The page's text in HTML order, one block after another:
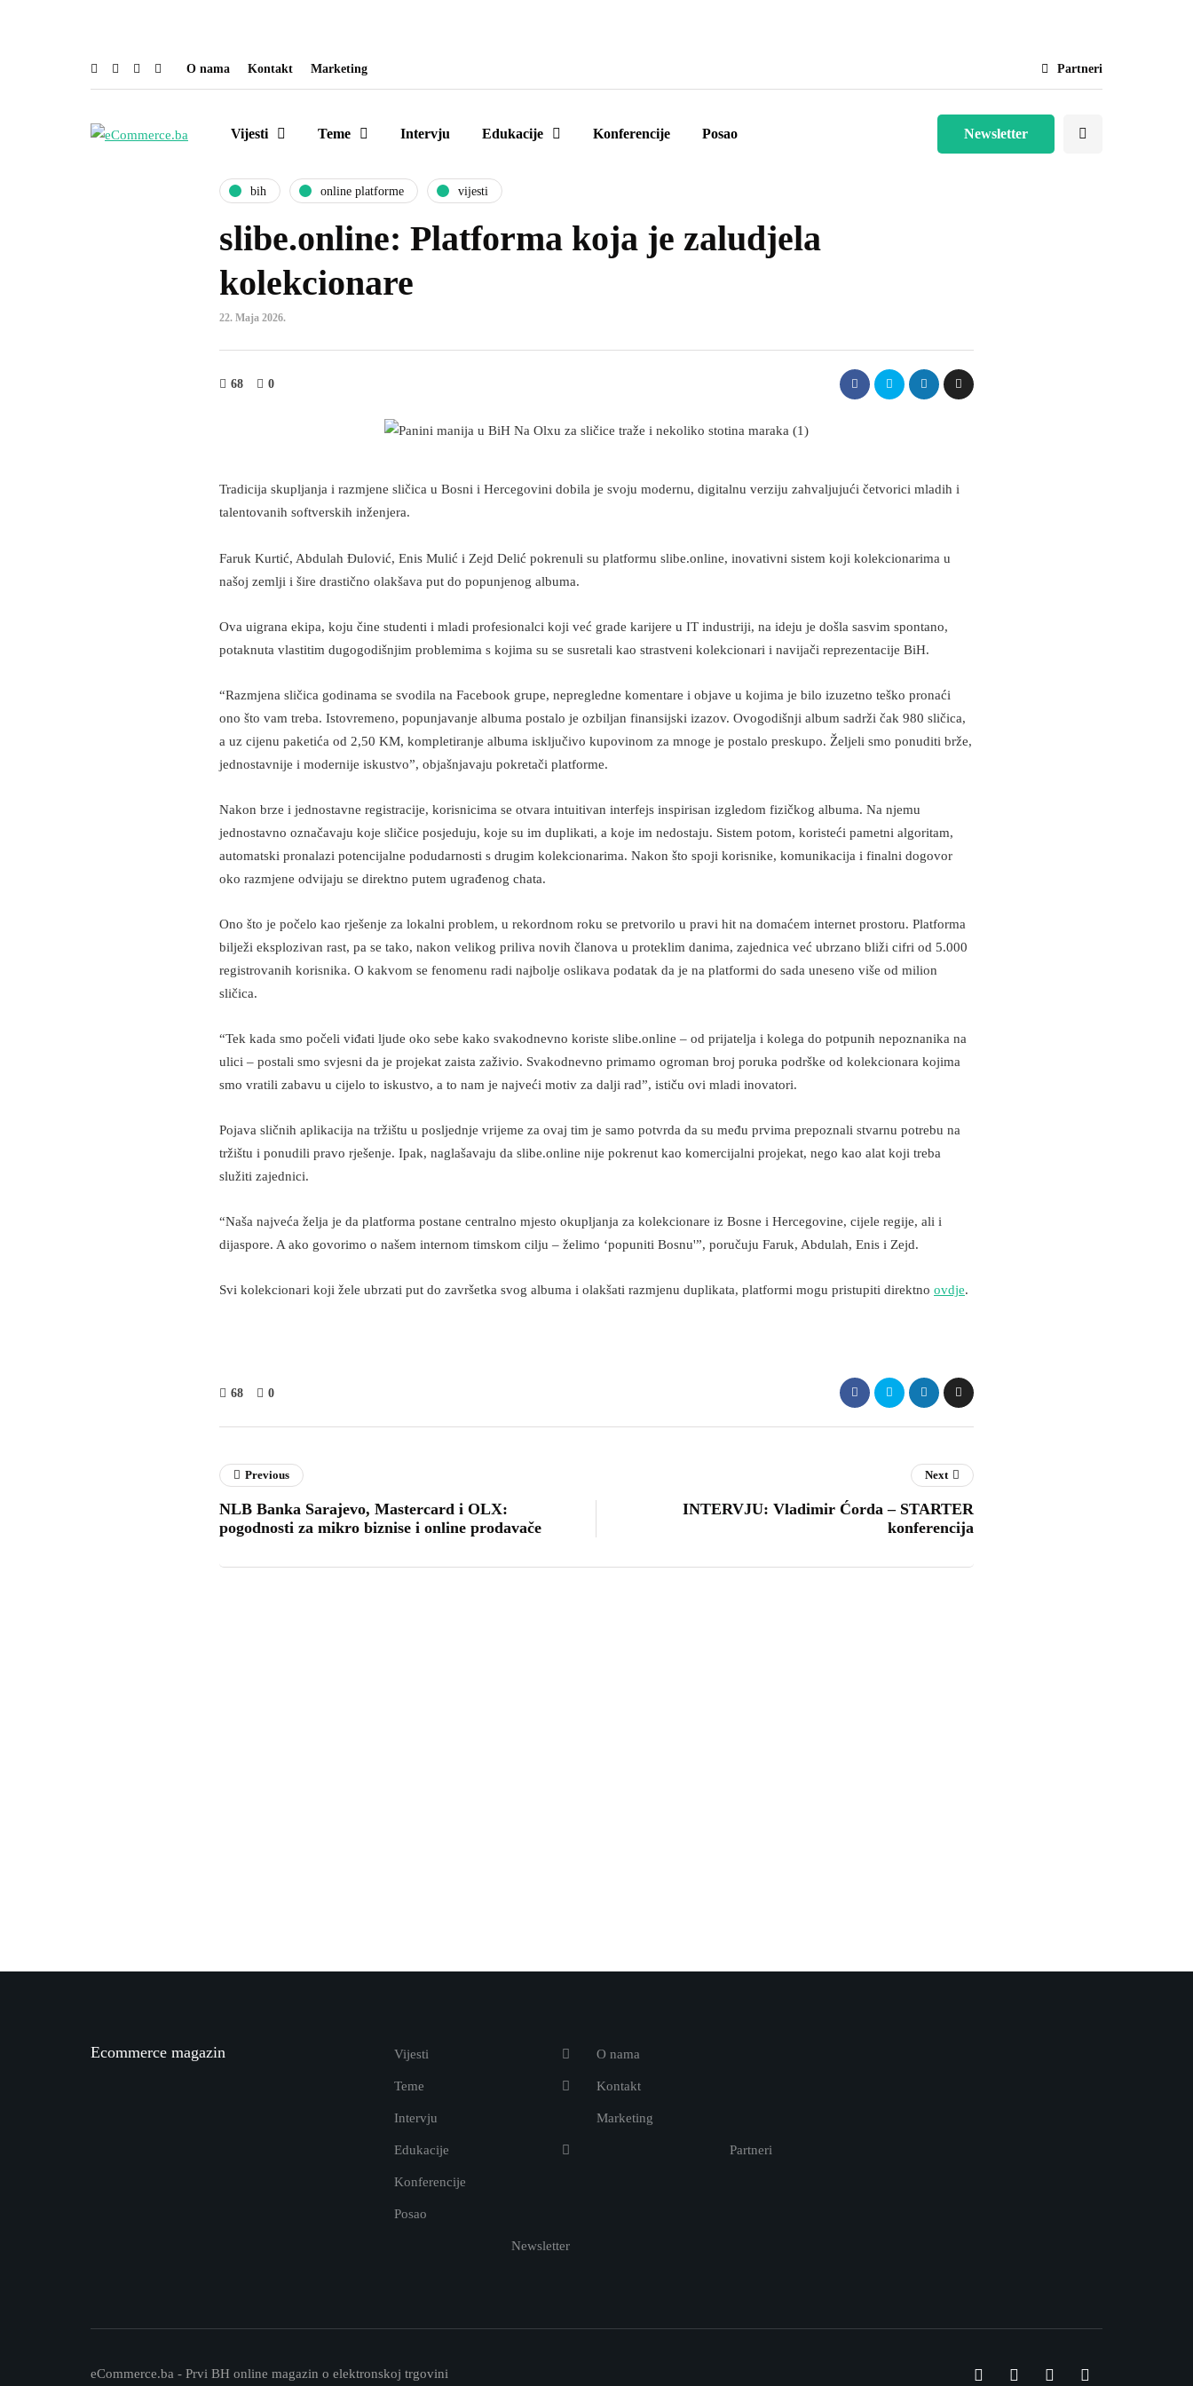
O nama Kontakt Marketing Partneri
Vijesti Teme Intervju Edukacije Konferencije Posao Newsletter
bih online platforme vijesti
slibe.online: Platforma koja je zaludjela
kolekcionare
22. Maja 2026.
68 0
Tradicija skupljanja i razmjene sličica u Bosni i Hercegovini dobila je svoju modernu, digitalnu verziju zahvaljujući četvorici mladih i
talentovanih softverskih inženjera.
Faruk Kurtić, Abdulah Đulović, Enis Mulić i Zejd Delić pokrenuli su platformu slibe.online, inovativni sistem koji kolekcionarima u
našoj zemlji i šire drastično olakšava put do popunjenog albuma.
Ova uigrana ekipa, koju čine studenti i mladi profesionalci koji već grade karijere u IT industriji, na ideju je došla sasvim spontano,
potaknuta vlastitim dugogodišnjim problemima s kojima su se susretali kao strastveni kolekcionari i navijači reprezentacije BiH.
“Razmjena sličica godinama se svodila na Facebook grupe, nepregledne komentare i objave u kojima je bilo izuzetno teško pronaći
ono što vam treba. Istovremeno, popunjavanje albuma postalo je ozbiljan finansijski izazov. Ovogodišnji album sadrži čak 980 sličica,
a uz cijenu paketića od 2,50 KM, kompletiranje albuma isključivo kupovinom za mnoge je postalo preskupo. Željeli smo ponuditi brže,
jednostavnije i modernije iskustvo”, objašnjavaju pokretači platforme.
Nakon brze i jednostavne registracije, korisnicima se otvara intuitivan interfejs inspirisan izgledom fizičkog albuma. Na njemu
jednostavno označavaju koje sličice posjeduju, koje su im duplikati, a koje im nedostaju. Sistem potom, koristeći pametni algoritam,
automatski pronalazi potencijalne podudarnosti s drugim kolekcionarima. Nakon što spoji korisnike, komunikacija i finalni dogovor
oko razmjene odvijaju se direktno putem ugrađenog chata.
Ono što je počelo kao rješenje za lokalni problem, u rekordnom roku se pretvorilo u pravi hit na domaćem internet prostoru. Platforma
bilježi eksplozivan rast, pa se tako, nakon velikog priliva novih članova u proteklim danima, zajednica već ubrzano bliži cifri od 5.000
registrovanih korisnika. O kakvom se fenomenu radi najbolje oslikava podatak da je na platformi do sada uneseno više od milion
sličica.
“Tek kada smo počeli viđati ljude oko sebe kako svakodnevno koriste slibe.online – od prijatelja i kolega do potpunih nepoznanika na
ulici – postali smo svjesni da je projekat zaista zaživio. Svakodnevno primamo ogroman broj poruka podrške od kolekcionara kojima
smo vratili zabavu u cijelo to iskustvo, a to nam je najveći motiv za dalji rad”, ističu ovi mladi inovatori.
Pojava sličnih aplikacija na tržištu u posljednje vrijeme za ovaj tim je samo potvrda da su među prvima prepoznali stvarnu potrebu na
tržištu i ponudili pravo rješenje. Ipak, naglašavaju da slibe.online nije pokrenut kao komercijalni projekat, nego kao alat koji treba
služiti zajednici.
“Naša najveća želja je da platforma postane centralno mjesto okupljanja za kolekcionare iz Bosne i Hercegovine, cijele regije, ali i
dijaspore. A ako govorimo o našem internom timskom cilju – želimo ‘popuniti Bosnu'”, poručuju Faruk, Abdulah, Enis i Zejd.
Svi kolekcionari koji žele ubrzati put do završetka svog albuma i olakšati razmjenu duplikata, platformi mogu pristupiti direktno ovdje.
68 0
Previous
NLB Banka Sarajevo, Mastercard i OLX:
pogodnosti za mikro biznise i online prodavače
Next
INTERVJU: Vladimir Ćorda – STARTER
konferencija
Ecommerce magazin Vijesti
Teme
Intervju
Edukacije
Konferencije
Posao
Newsletter
O nama
Kontakt
Marketing
Partneri
eCommerce.ba - Prvi BH online magazin o elektronskoj trgovini